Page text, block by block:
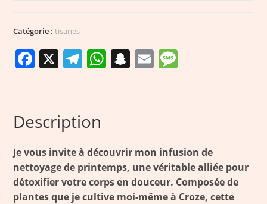
Catégorie :tisanes
F
e
b
o
o
k
X T
g
r
a
m
W
p
p
S
h
a
t
E
e
Description
Je vous invite à découvrir mon infusion de
nettoyage de printemps, une véritable alliée pour
détoxifier votre corps en douceur. Composée de
plantes que je cultive moi-même à Croze, cette